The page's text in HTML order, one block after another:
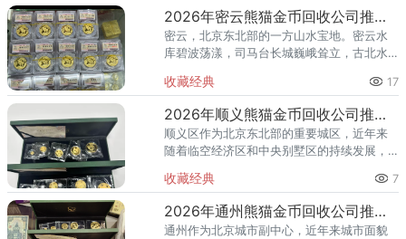
门品种，在怀柔的藏家圈子里一
2026年密云熊猫金币回收公司推荐 密云回收熊猫金币正规渠道
密云，北京东北部的一方山水宝地。密云水
库碧波荡漾，司马台长城巍峨耸立，古北水
的土地上，越来越多的人开始关注钱币收
藏，熊猫金币凭借其国家法定货币
收藏经典 17
2026年顺义熊猫金币回收公司推荐 顺义回收熊猫金币渠道
顺义区作为北京东北部的重要城区，近年来
随着临空经济区和中央别墅区的持续发展，
量也在稳步增长。然而，不少顺义藏家在考
虑出手熊猫金币时，总会遇到一
收藏经典 7
2026年通州熊猫金币回收公司推荐 通州出手熊猫金币藏家该选哪家？
通州作为北京城市副中心，近年来城市面貌